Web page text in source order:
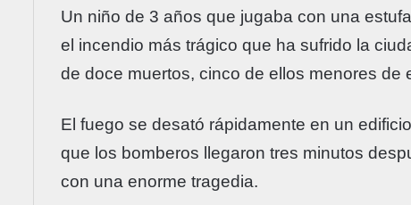
Un niño de 3 años que jugaba con una
el incendio más trágico que ha sufrido la
de doce muertos, cinco de ellos menores de
El fuego se desató rápidamente en un
que los bomberos llegaron tres minutos
con una enorme tragedia.